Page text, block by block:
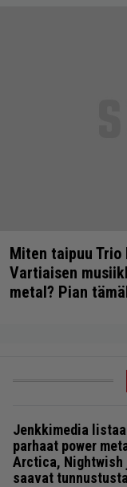
Miten taipuu
Vartiaisen
metal? Pian
Jenkkimedia
parhaat power
Arctica, Nightwish
saavat tunnustusta